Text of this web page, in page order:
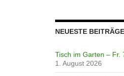
NEUESTE BEITRÄGE
Tisch im Garten – Fr.
1. August 2026